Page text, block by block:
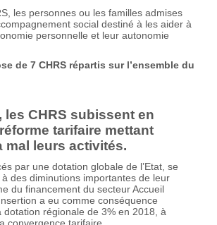
les personnes ou les familles admises
social destiné à les aider à
personnelle et leur autonomie
de 7 CHRS répartis sur l’ensemble du
les CHRS subissent en
tarifaire mettant
mal leurs activités.
par une dotation globale de l’Etat, se
des diminutions importantes de leur
du financement du secteur Accueil
a eu comme conséquence
dotation régionale de 3% en 2018, à